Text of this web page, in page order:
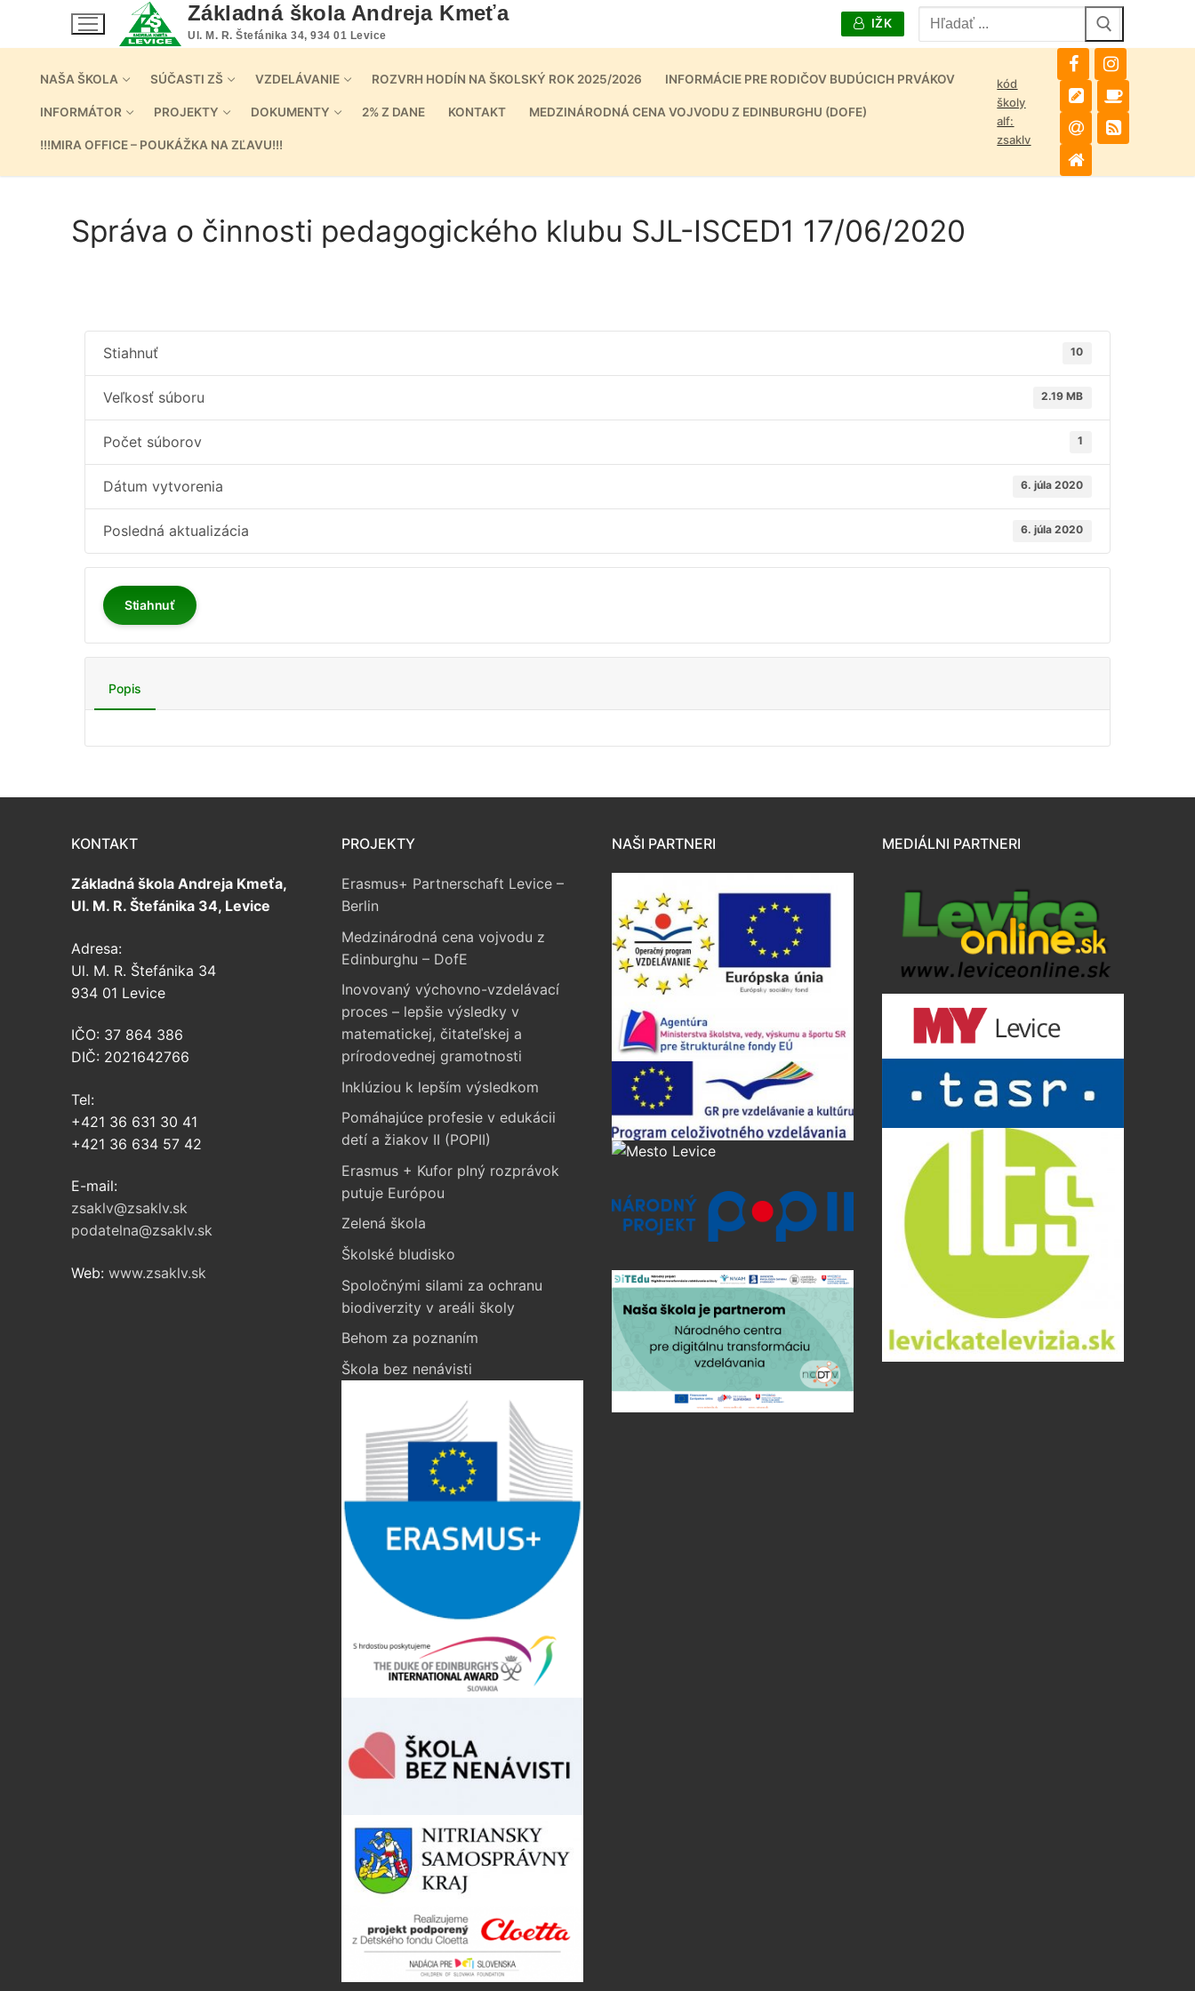
Základná škola Andreja Kmeťa
Ul. M. R. Štefánika 34, 934 01 Levice
IŽK
Hľadať:
NAŠA ŠKOLA SÚČASTI ZŠ VZDELÁVANIE ROZVRH HODÍN NA ŠKOLSKÝ ROK 2025/2026 INFORMÁCIE PRE RODIČOV BUDÚCICH PRVÁKOV
INFORMÁTOR PROJEKTY DOKUMENTY 2% Z DANE KONTAKT MEDZINÁRODNÁ CENA VOJVODU Z EDINBURGHU (DOFE)
!!!MIRA OFFICE – POUKÁŽKA NA ZĽAVU!!!
kód
školy
alf:
zsaklv
Správa o činnosti pedagogického klubu SJL-ISCED1 17/06/2020
Stiahnuť 10
Veľkosť súboru 2.19 MB
Počet súborov 1
Dátum vytvorenia 6. júla 2020
Posledná aktualizácia 6. júla 2020
Stiahnuť
Popis
KONTAKT
Základná škola Andreja Kmeťa,
Ul. M. R. Štefánika 34, Levice
Adresa:
Ul. M. R. Štefánika 34
934 01 Levice
IČO: 37 864 386
DIČ: 2021642766
Tel:
+421 36 631 30 41
+421 36 634 57 42
E-mail:
zsaklv@zsaklv.sk
podatelna@zsaklv.sk
Web: www.zsaklv.sk
PROJEKTY
Erasmus+ Partnerschaft Levice –
Berlin
Medzinárodná cena vojvodu z
Edinburghu – DofE
Inovovaný výchovno-vzdelávací
proces – lepšie výsledky v
matematickej, čitateľskej a
prírodovednej gramotnosti
Inklúziou k lepším výsledkom
Pomáhajúce profesie v edukácii
detí a žiakov II (POPII)
Erasmus + Kufor plný rozprávok
putuje Európou
Zelená škola
Školské bludisko
Spoločnými silami za ochranu
biodiverzity v areáli školy
Behom za poznaním
Škola bez nenávisti
NAŠI PARTNERI MEDIÁLNI PARTNERI